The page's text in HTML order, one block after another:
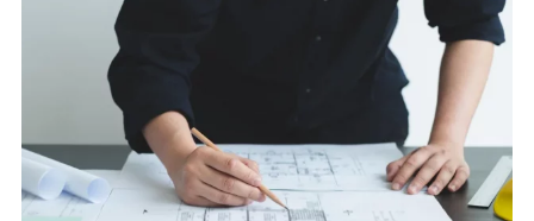
SERVICIOS
CONTACTO